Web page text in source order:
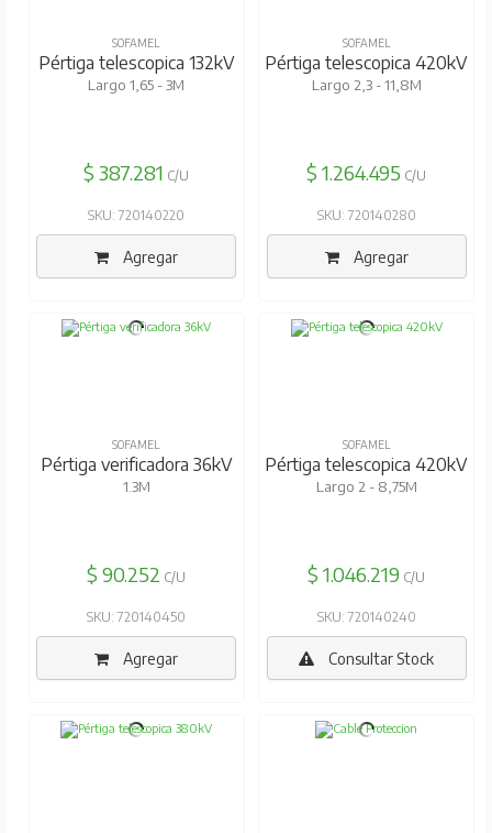
SOFAMEL
Pértiga telescopica 132kV
Largo 1,65 - 3M
$ 387.281 C/U
SKU: 720140220
Agregar
SOFAMEL
Pértiga telescopica 420kV
Largo 2,3 - 11,8M
$ 1.264.495 C/U
SKU: 720140280
Agregar
SOFAMEL
Pértiga verificadora 36kV
1.3M
$ 90.252 C/U
SKU: 720140450
Agregar
SOFAMEL
Pértiga telescopica 420kV
Largo 2 - 8,75M
$ 1.046.219 C/U
SKU: 720140240
Consultar Stock